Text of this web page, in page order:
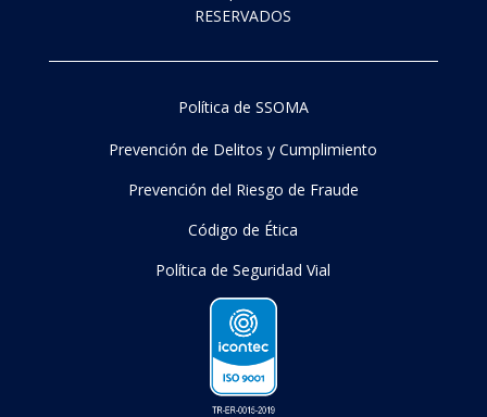
RESERVADOS
Política de SSOMA
Prevención de Delitos y Cumplimiento
Prevención del Riesgo de Fraude
Código de Ética
Política de Seguridad Vial